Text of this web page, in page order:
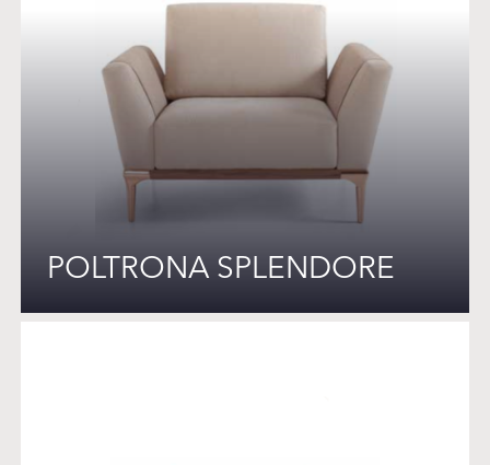
POLTRONA SPLENDORE